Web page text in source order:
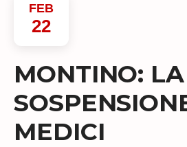
FEB
22
MONTINO: LA
MEDICI